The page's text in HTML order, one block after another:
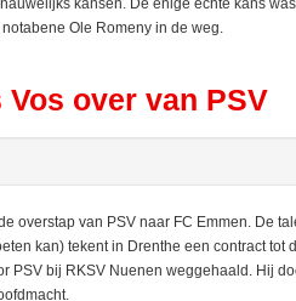
kansen. De enige echte kans
Ole Romeny in de weg.
Vos over van PSV
overstap van PSV naar FC Emmen. De
kan) tekent in Drenthe een contract tot
PSV bij RKSV Nuenen weggehaald. Hij